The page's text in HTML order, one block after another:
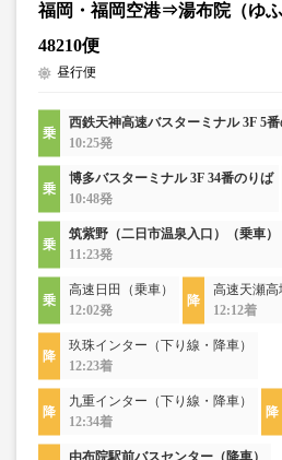
福岡・福岡空港⇒湯布院（ゆふ
48210便
昼行便
西鉄天神高速バスターミナル 3F 5
10:25発
博多バスターミナル 3F 34番のりば
10:48発
筑紫野（二日市温泉入口）（乗車）
11:23発
高速日田（乗車）
12:02発
高速天瀬高
12:12着
玖珠インター（下り線・降車）
12:23着
九重インター（下り線・降車）
12:34着
由布院駅前バスセンター（降車）